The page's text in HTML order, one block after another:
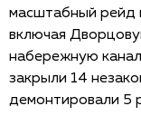
масштабный рейд
включая
набережную
закрыли 14
демонтировали 5